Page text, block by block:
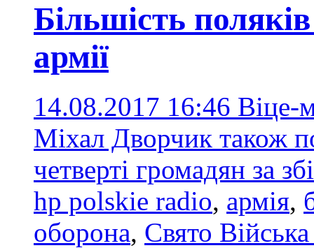
Більшість
армії
14.08.2017 16:46 Віце-
Міхал Дворчик також
четверті громадян за
hp polskie radio, армія,
оборона, Свято